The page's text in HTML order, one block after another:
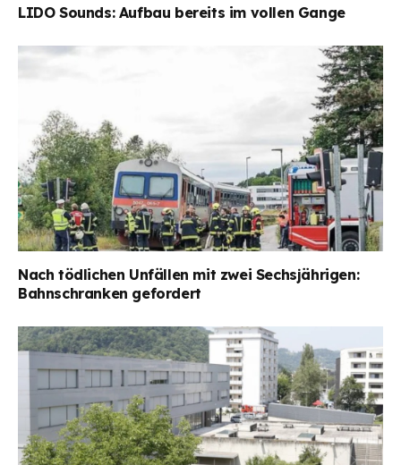
LIDO Sounds: Aufbau bereits im vollen Gange
Nach tödlichen Unfällen mit zwei Sechsjährigen:
Bahnschranken gefordert